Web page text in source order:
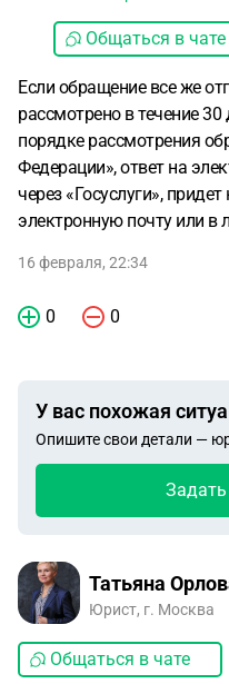
Общаться в чате
Если обращение все же
рассмотрено в течение
порядке рассмотрения
Федерации», ответ на
через «Госуслуги»,
электронную почту или в
16 февраля, 22:34
0 0
У вас похожая
Опишите свои детали —
Татьяна
Юрист, г. Москва
Общаться в чате